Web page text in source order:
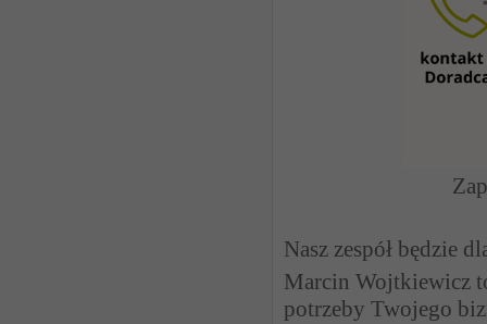
Nasz zespół będzie
Marcin Wojtkiewicz
potrzeby Twojego